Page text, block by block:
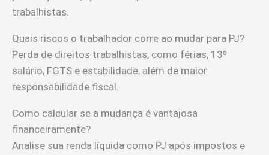
trabalhistas.
Quais riscos o trabalhador corre ao mudar para PJ?
Perda de direitos trabalhistas, como férias, 13º
salário, FGTS e estabilidade, além de maior
responsabilidade fiscal.
Como calcular se a mudança é vantajosa
financeiramente?
Analise sua renda líquida como PJ após impostos e